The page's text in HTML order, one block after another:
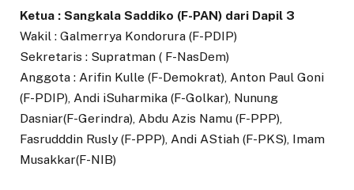
Ketua : Sangkala Saddiko (F-PAN) dari Dapil 3
Wakil : Galmerrya Kondorura (F-PDIP)
Sekretaris : Supratman ( F-NasDem)
Anggota : Arifin Kulle (F-Demokrat), Anton Paul Goni
(F-PDIP), Andi iSuharmika (F-Golkar), Nunung
Dasniar(F-Gerindra), Abdu Azis Namu (F-PPP),
Fasrudddin Rusly (F-PPP), Andi AStiah (F-PKS), Imam
Musakkar(F-NIB)